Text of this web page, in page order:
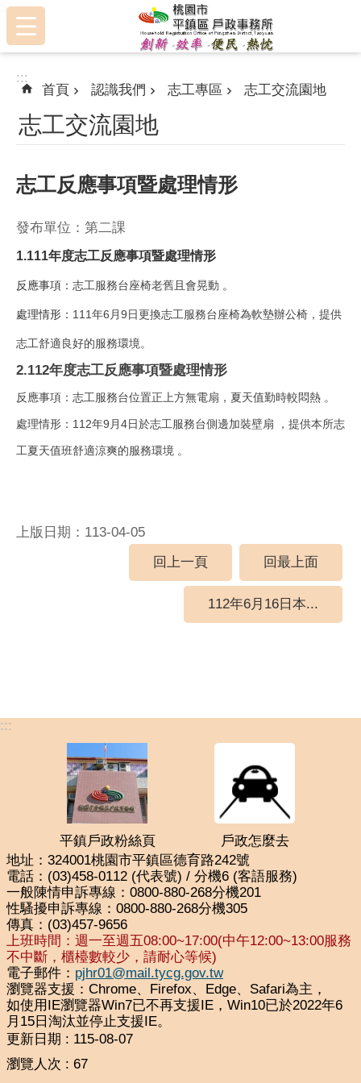
跳到主要內容區塊
:::
:::
首頁 認識我們 志工專區 志工交流園地
志工交流園地
志工反應事項暨處理情形
發布單位：第二課
1.111年度志工反應事項暨處理情形
反應事項： 志工服務台座椅老舊且會晃動 。
處理情形： 111年6月9日更換志工服務台座椅為軟墊辦公椅，提供
志工舒適良好的服務環境。
2.112年度志工反應事項暨處理情形
反應事項： 志工服務台位置正上方無電扇，夏天值勤時較悶熱 。
處理情形： 112年9月4日於志工服務台側邊加裝壁扇 ，提供本所志
工夏天值班舒適涼爽的服務環境 。
上版日期：113-04-05
回上一頁
回最上面
112年6月16日本...
:::
平鎮戶政粉絲頁
戶政怎麼去
地址：324001桃園市平鎮區德育路242號
電話：(03)458-0112 (代表號) / 分機6 (客語服務)
一般陳情申訴專線：0800-880-268分機201
性騷擾申訴專線：0800-880-268分機305
傳真：(03)457-9656
上班時間：週一至週五08:00~17:00(中午12:00~13:00服務
不中斷，櫃檯數較少，請耐心等候)
電子郵件： pjhr01@mail.tycg.gov.tw
瀏覽器支援：Chrome、Firefox、Edge、Safari為主，
如使用IE瀏覽器Win7已不再支援IE，Win10已於2022年6
月15日淘汰並停止支援IE。
更新日期
115-08-07
瀏覽人次
67